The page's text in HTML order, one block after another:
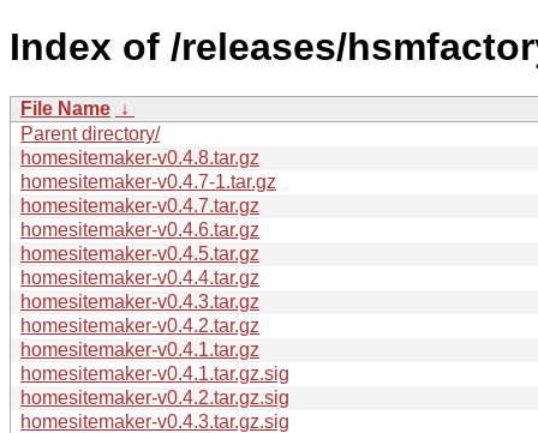
Index of /releases/
File Name ↓
Parent directory/
homesitemaker-v0.4.8.tar.gz
homesitemaker-v0.4.7-1.tar.gz
homesitemaker-v0.4.7.tar.gz
homesitemaker-v0.4.6.tar.gz
homesitemaker-v0.4.5.tar.gz
homesitemaker-v0.4.4.tar.gz
homesitemaker-v0.4.3.tar.gz
homesitemaker-v0.4.2.tar.gz
homesitemaker-v0.4.1.tar.gz
homesitemaker-v0.4.1.tar.gz.sig
homesitemaker-v0.4.2.tar.gz.sig
homesitemaker-v0.4.3.tar.gz.sig